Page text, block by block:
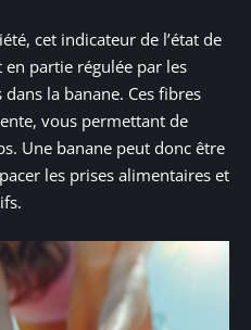
cet indicateur de l’état de
partie régulée par les
la banane. Ces fibres
vous permettant de
Une banane peut donc être
les prises alimentaires et